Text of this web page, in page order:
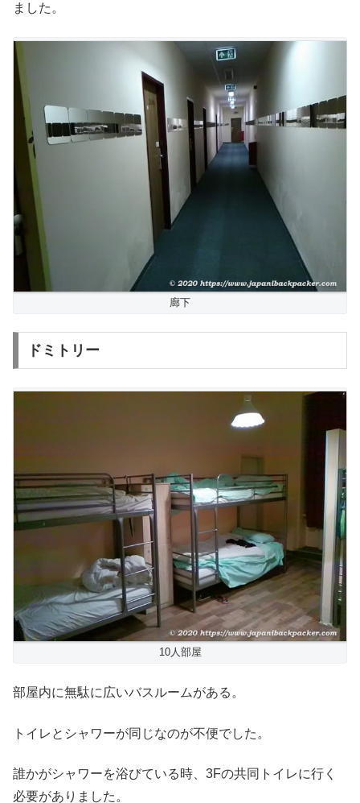
ました。
廊下
ドミトリー
10人部屋
部屋内に無駄に広いバスルームがある。
トイレとシャワーが同じなのが不便でした。
誰かがシャワーを浴びている時、3Fの共同トイレに行く
必要がありました。